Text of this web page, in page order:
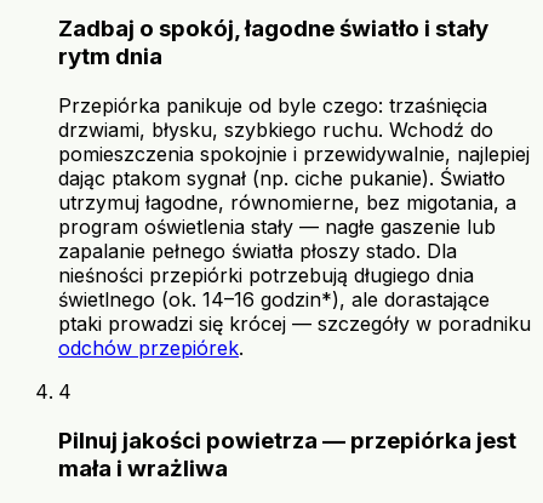
Zadbaj o spokój, łagodne światło i stały
rytm dnia
Przepiórka panikuje od byle czego: trzaśnięcia
drzwiami, błysku, szybkiego ruchu. Wchodź do
pomieszczenia spokojnie i przewidywalnie, najlepiej
dając ptakom sygnał (np. ciche pukanie). Światło
utrzymuj łagodne, równomierne, bez migotania, a
program oświetlenia stały — nagłe gaszenie lub
zapalanie pełnego światła płoszy stado. Dla
nieśności przepiórki potrzebują długiego dnia
świetlnego (ok. 14–16 godzin*), ale dorastające
ptaki prowadzi się krócej — szczegóły w poradniku
odchów przepiórek.
4
Pilnuj jakości powietrza — przepiórka jest
mała i wrażliwa